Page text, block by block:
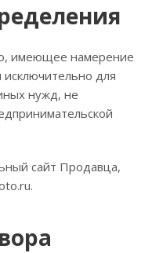
имеющее намерение
исключительно для
нужд, не
сайт Продавца,